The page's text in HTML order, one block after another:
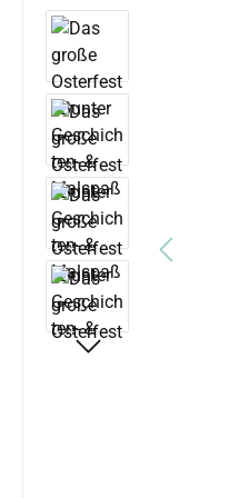
Bildergalerie überspringen